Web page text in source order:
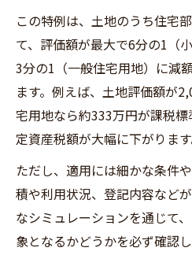
この特例は、土地のうち住宅
て、評価額が最大で6分の1（
3分の1（一般住宅用地）に減
ます。例えば、土地評価額が
宅用地なら約333万円が課税
定資産税額が大幅に下がります
ただし、適用には細かな条件
積や利用状況、登記内容など
なシミュレーションを通じて
象となるかどうかを必ず確認し